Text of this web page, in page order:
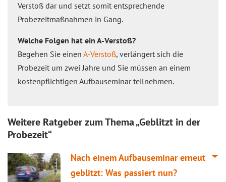
Verstoß dar und setzt somit entsprechende
Probezeitmaßnahmen in Gang.
Welche Folgen hat ein A-Verstoß?
Begehen Sie einen A-Verstoß, verlängert sich die
Probezeit um zwei Jahre und Sie müssen an einem
kostenpflichtigen Aufbauseminar teilnehmen.
Weitere Ratgeber zum Thema „Geblitzt in der
Probezeit“
Nach einem Aufbauseminar erneut
geblitzt: Was passiert nun?